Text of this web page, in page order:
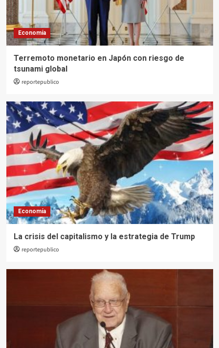
Economía
Terremoto monetario en Japón con riesgo de
tsunami global
reportepublico
Economía
La crisis del capitalismo y la estrategia de Trump
reportepublico